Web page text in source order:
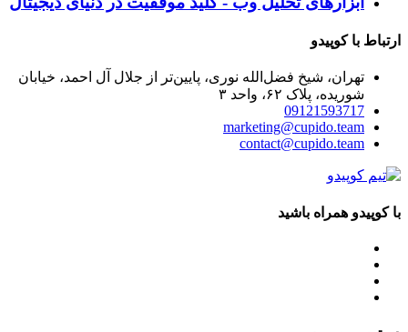
ارتباط با کوپیدو
تهران، شیخ فضل‌الله نوری، پایین‌تر از جلال آل احمد، خیابان
شوریده، پلاک ۶۲، واحد ۳
09121593717
marketing@cupido.team
contact@cupido.team
با کوپیدو همراه باشید